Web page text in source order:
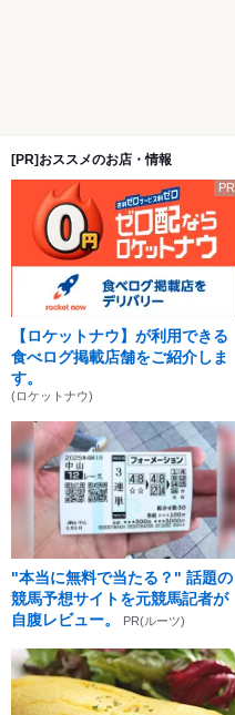
[PR]おススメのお店・情報
PR
【ロケットナウ】が利用できる
食べログ掲載店舗をご紹介しま
す。
(ロケットナウ)
"本当に無料で当たる？" 話題の
競馬予想サイトを元競馬記者が
自腹レビュー。
PR(ルーツ)